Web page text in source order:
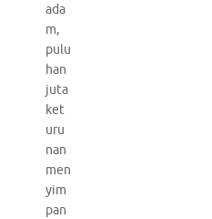
ada
m,
pulu
han
juta
ket
uru
nan
men
yim
pan